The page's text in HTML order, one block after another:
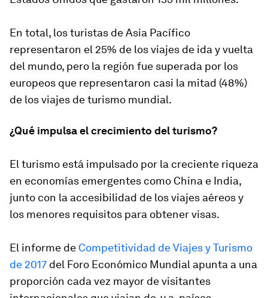
En total, los turistas de Asia Pacífico
representaron el 25% de los viajes de ida y vuelta
del mundo, pero la región fue superada por los
europeos que representaron casi la mitad (48%)
de los viajes de turismo mundial.
¿Qué impulsa el crecimiento del turismo?
El turismo está impulsado por la creciente riqueza
en economías emergentes como China e India,
junto con la accesibilidad de los viajes aéreos y
los menores requisitos para obtener visas.
El informe de Competitividad de Viajes y Turismo
de 2017 del Foro Económico Mundial apunta a una
proporción cada vez mayor de visitantes